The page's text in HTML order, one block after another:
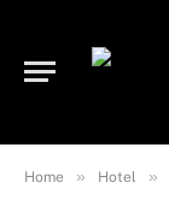
Home » Hotel »